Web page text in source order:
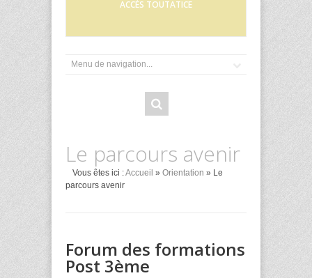
ACCÈS TOUTATICE
Le parcours avenir
Vous êtes ici :Accueil » Orientation » Le
parcours avenir
Forum des formations
Post 3ème